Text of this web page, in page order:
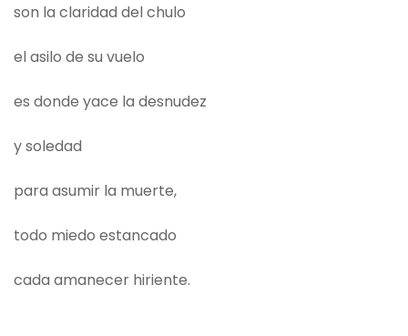
son la claridad del chulo
el asilo de su vuelo
es donde yace la desnudez
y soledad
para asumir la muerte,
todo miedo estancado
cada amanecer hiriente.